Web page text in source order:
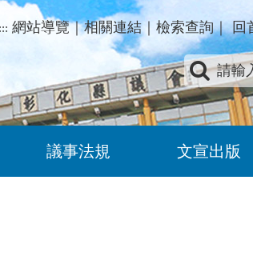
::: 網站導覽｜相關連結 ｜ 檢索查詢｜回
關鍵字查
議事法規 文宣出版